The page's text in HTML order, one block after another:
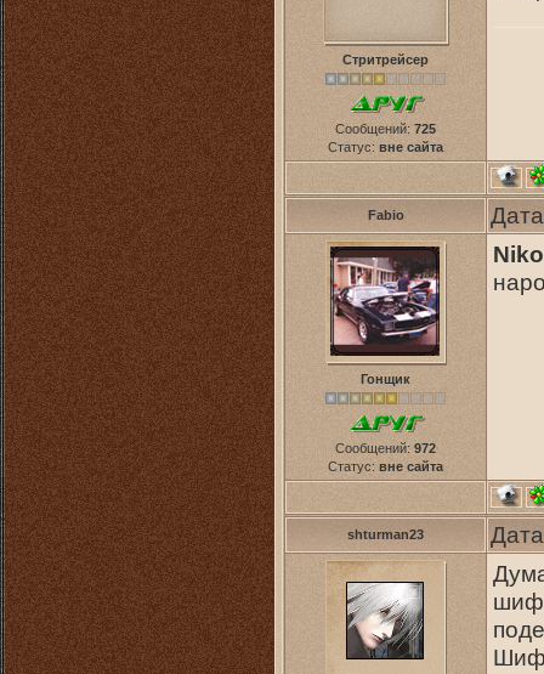
Стритрейсер
Сообщений: 725
Статус: вне сайта
Fabio
Гонщик
Сообщений: 972
Статус: вне сайта
shturman23